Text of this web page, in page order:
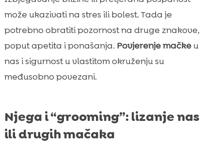
može ukazivati na stres ili bolest. Tada je
potrebno obratiti pozornost na druge znakove,
poput apetita i ponašanja. Povjerenje mačkeu
nas i sigurnost u vlastitom okruženju su
međusobno povezani.
Njega i “grooming”: lizanje nas
ili drugih mačaka